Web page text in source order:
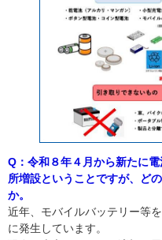
Q：令和８年４月から新たに
所増設ということですが、ど
か。
近年、モバイルバッテリー等
に発生しています。